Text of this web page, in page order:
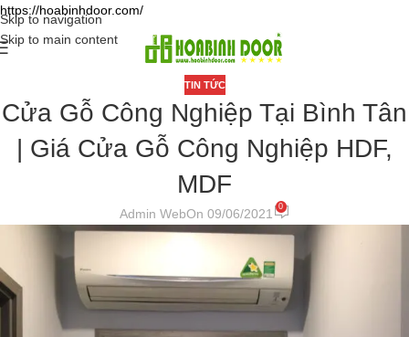
https://hoabinhdoor.com/
Skip to navigation
Skip to main content
TIN TỨC
Cửa Gỗ Công Nghiệp Tại Bình Tân
| Giá Cửa Gỗ Công Nghiệp HDF,
MDF
Admin WebOn 09/06/2021 0